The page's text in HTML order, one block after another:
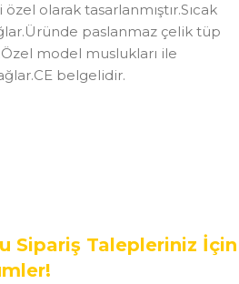
özel olarak tasarlanmıştır.Sıcak
paslanmaz çelik tüp
model muslukları ile
belgelidir.
Sipariş Talepleriniz İçin